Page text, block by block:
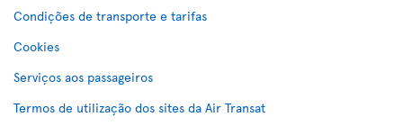
Condições de transporte e tarifas
Cookies
Serviços aos passageiros
Termos de utilização dos sites da Air Transat